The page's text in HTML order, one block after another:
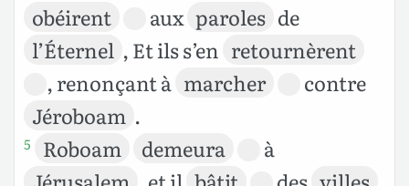
obéirent
aux paroles de
l’Éternel , Et ils s’en retournèrent
, renonçant à marcher
contre
Jéroboam .
5 Roboam demeura
à